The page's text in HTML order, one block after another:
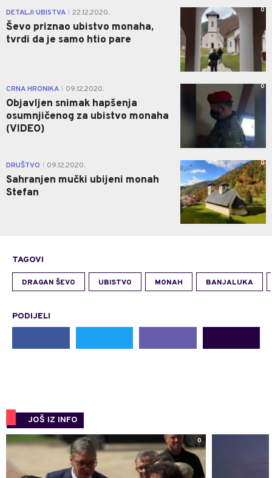
DETALJI UBISTVA 22.12.2020.
Ševo priznao ubistvo monaha,
tvrdi da je samo htio pare
0
CRNA HRONIKA 09.12.2020.
Objavljen snimak hapšenja
osumnjičenog za ubistvo monaha
(VIDEO)
0
DRUŠTVO 09.12.2020.
Sahranjen mučki ubijeni monah
Stefan
0
TAGOVI
DRAGAN ŠEVO UBISTVO MONAH BANJALUKA
PODIJELI
JOŠ IZ INFO
0